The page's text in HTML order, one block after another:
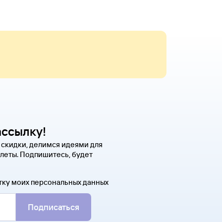
делимся идеями для
Подпишитесь, будет
моих персональных данных
Подписаться